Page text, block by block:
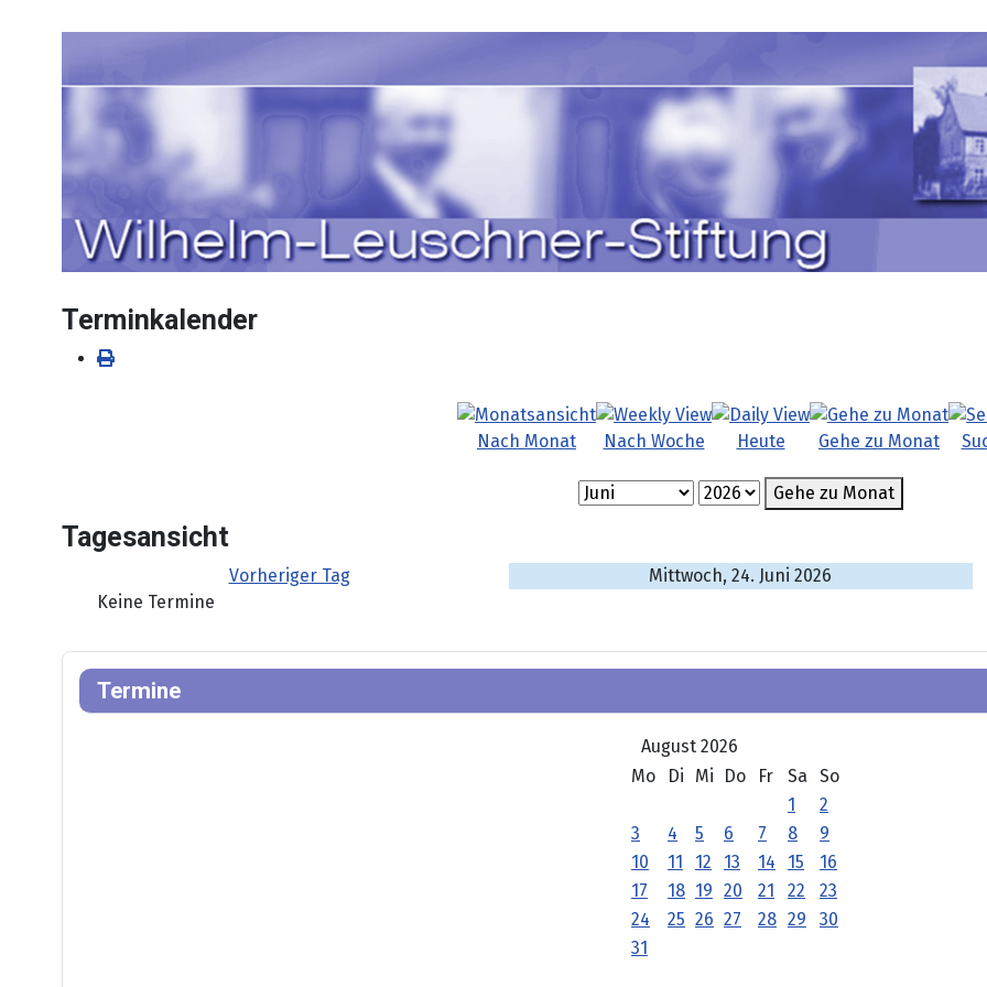
Terminkalender
Nach Monat Nach Woche Heute Gehe zu Monat
Gehe zu Monat
Tagesansicht
Vorheriger Tag
Mittwoch, 24. Juni 2026
Keine Termine
Termine
August 2026
Mo
Di Mi Do Fr Sa
So
1
2
3
4 5 6 7 8
9
10
11 12 13 14 15
16
17
18 19 20 21 22
23
24
25 26 27 28 29
30
31